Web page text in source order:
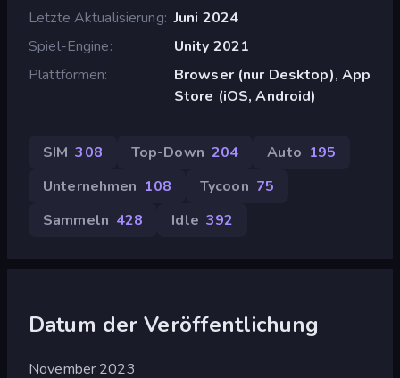
Letzte Aktualisierung Juni 2024
Spiel-Engine
Unity 2021
Plattformen
Browser (nur Desktop), App
Store (iOS, Android)
SIM 308 Top-Down 204 Auto 195
Unternehmen 108 Tycoon 75
Sammeln 428 Idle 392
Datum der Veröffentlichung
November 2023